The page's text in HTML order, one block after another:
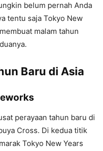
belum pernah Anda
tentu saja Tokyo New
malam tahun
Baru di Asia
perayaan tahun baru di
Cross. Di kedua titik
Tokyo New Years